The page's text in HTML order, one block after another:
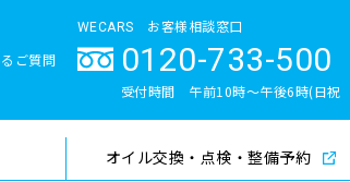
検索
ご質問
WECARS お客様相談窓口
0120-733-500
受付時間 午前10時〜午後6時(日祝
オイル交換・点検・整備予約